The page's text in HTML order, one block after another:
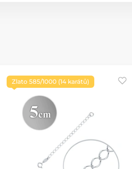
Zlato 585/1000 (14 karátů)